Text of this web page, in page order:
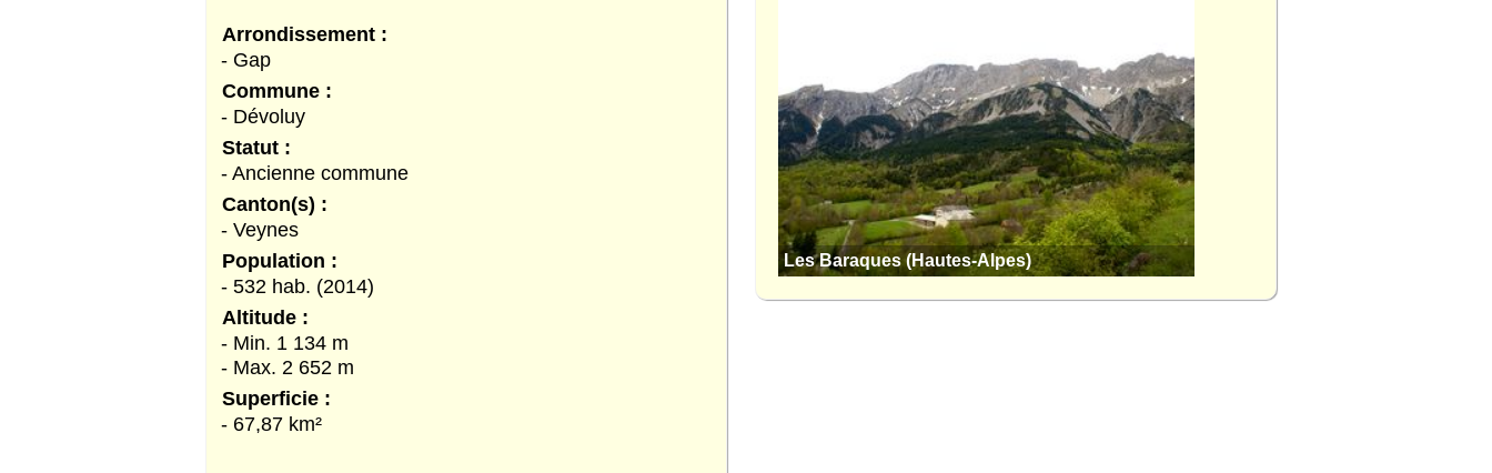
Arrondissement :
- Gap
Commune :
- Dévoluy
Statut :
- Ancienne commune
Canton(s) :
- Veynes
Population :
- 532 hab. (2014)
Altitude :
- Min. 1 134 m
- Max. 2 652 m
Superficie :
- 67,87 km²
Les Baraques (Hautes-Alpes)